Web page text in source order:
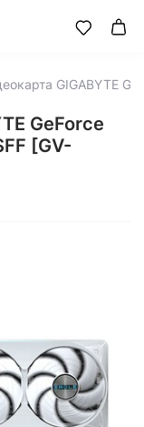
GeForce
[GV-